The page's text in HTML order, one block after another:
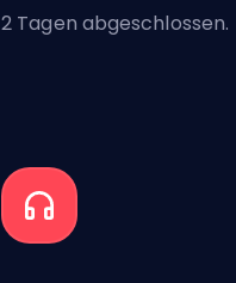
2 Tagen abgeschlossen.